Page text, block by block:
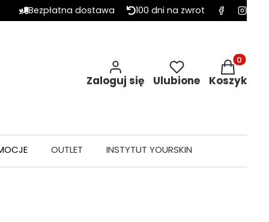
Bezpłatna dostawa 100 dni na zwrot
Zaloguj się Ulubione
Produkty
Koszyk
OUTLET INSTYTUT YOURSKIN